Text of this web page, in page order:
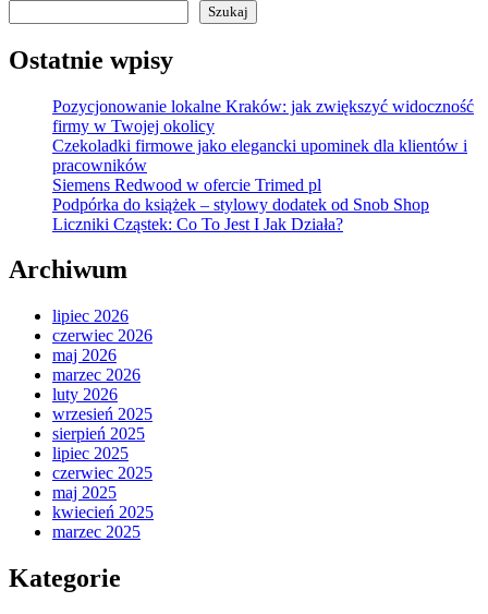
Szukaj
Ostatnie wpisy
Pozycjonowanie lokalne Kraków: jak zwiększyć widoczność
firmy w Twojej okolicy
Czekoladki firmowe jako elegancki upominek dla klientów i
pracowników
Siemens Redwood w ofercie Trimed pl
Podpórka do książek – stylowy dodatek od Snob Shop
Liczniki Cząstek: Co To Jest I Jak Działa?
Archiwum
lipiec 2026
czerwiec 2026
maj 2026
marzec 2026
luty 2026
wrzesień 2025
sierpień 2025
lipiec 2025
czerwiec 2025
maj 2025
kwiecień 2025
marzec 2025
Kategorie